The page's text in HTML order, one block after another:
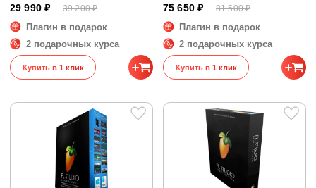
29 990 ₽
39 200 ₽
Плагин в подарок
2 подарочных курса
Купить в 1 клик
75 650 ₽
81 500 ₽
Плагин в подарок
2 подарочных курса
Купить в 1 клик